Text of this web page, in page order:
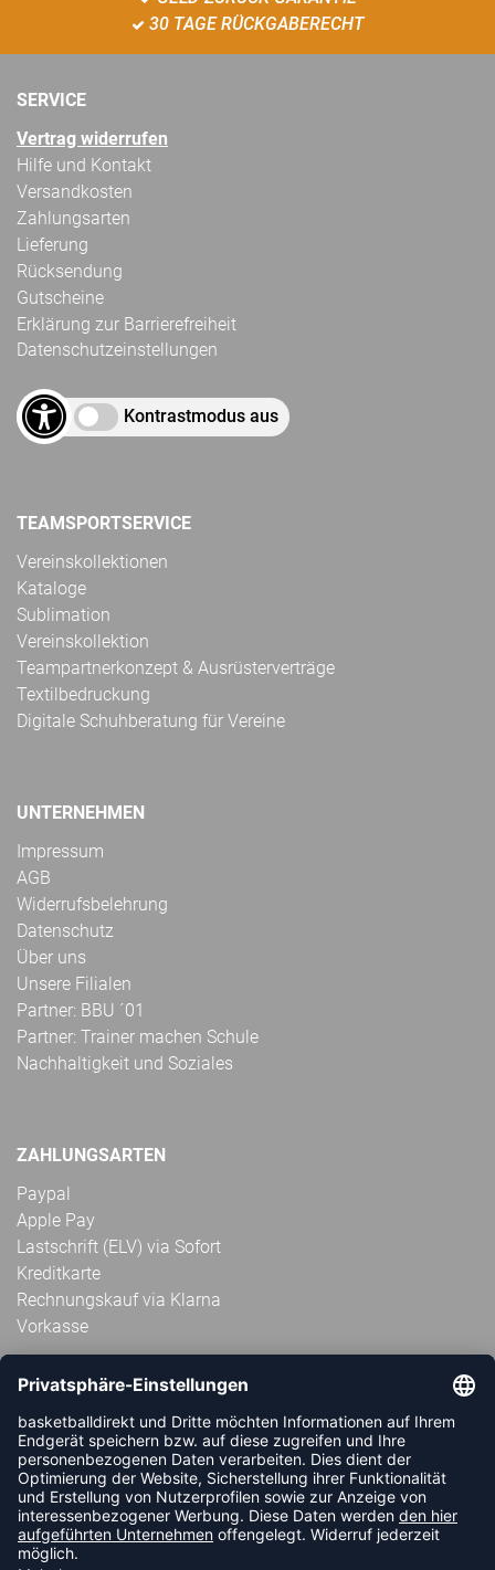
30 TAGE RÜCKGABERECHT
SERVICE
Vertrag widerrufen
Hilfe und Kontakt
Versandkosten
Zahlungsarten
Lieferung
Rücksendung
Gutscheine
Erklärung zur Barrierefreiheit
Datenschutzeinstellungen
Kontrastmodus aus
TEAMSPORTSERVICE
Vereinskollektionen
Kataloge
Sublimation
Vereinskollektion
Teampartnerkonzept & Ausrüsterverträge
Textilbedruckung
Digitale Schuhberatung für Vereine
UNTERNEHMEN
Impressum
AGB
Widerrufsbelehrung
Datenschutz
Über uns
Unsere Filialen
Partner: BBU ´01
Partner: Trainer machen Schule
Nachhaltigkeit und Soziales
ZAHLUNGSARTEN
Paypal
Apple Pay
Lastschrift (ELV) via Sofort
Kreditkarte
Rechnungskauf via Klarna
Vorkasse
ABONNIERE JETZT DEN KOSTENLOSEN
HANDBALLDIREKT-NEWSLETTER UND VERPASSE KEINE
NEUIGKEIT ODER AKTION MEHR.
JETZT ANMELDEN